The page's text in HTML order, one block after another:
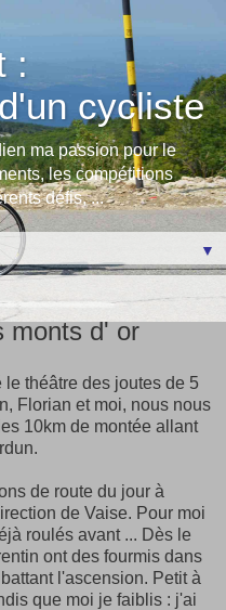
:
cycliste
ma passion pour le
les compétitions
défis, ...
▼
monts d' or
le théâtre des joutes de 5
Florian et moi, nous nous
10km de montée allant
de route du jour à
de Vaise. Pour moi
roulés avant ... Dès le
ont des fourmis dans
l'ascension. Petit à
que moi je faiblis : j'ai